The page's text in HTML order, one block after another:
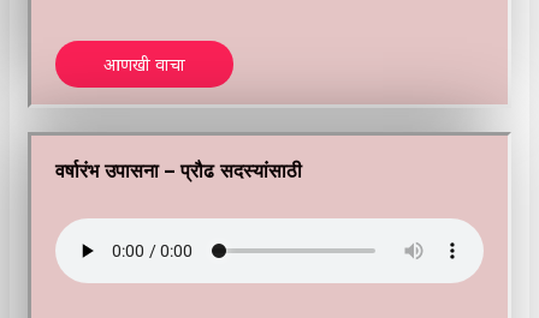
आणखी वाचा
वर्षारंभ उपासना – प्रौढ सदस्यांसाठी